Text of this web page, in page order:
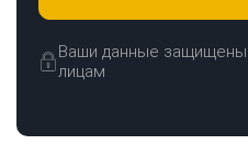
Ваши данные защищены
лицам